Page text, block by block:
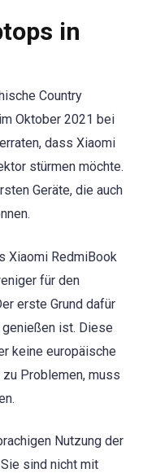
in
Country
Oktober 2021 bei
dass Xiaomi
stürmen möchte.
Geräte, die auch
Xiaomi RedmiBook
für den
erste Grund dafür
ist. Diese
keine europäische
Problemen, muss
Nutzung der
sind nicht mit